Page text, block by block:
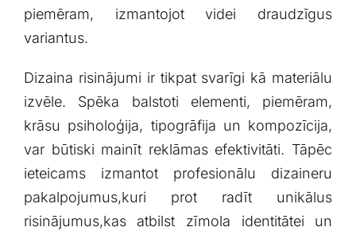
⁤piemēram, izmantojot videi draudzīgus
variantus.
Dizaina risinājumi ⁤ir ⁢tikpat svarīgi kā​ materiālu
izvēle. Spēka balstoti elementi, piemēram,‌
krāsu psiholoģija, tipogrāfija un kompozīcija,
var ⁤būtiski mainīt reklāmas efektivitāti. Tāpēc
ieteicams izmantot profesionālu‍ dizaineru
pakalpojumus,kuri prot radīt unikālus
risinājumus,kas atbilst‍ zīmola identitātei ⁤un